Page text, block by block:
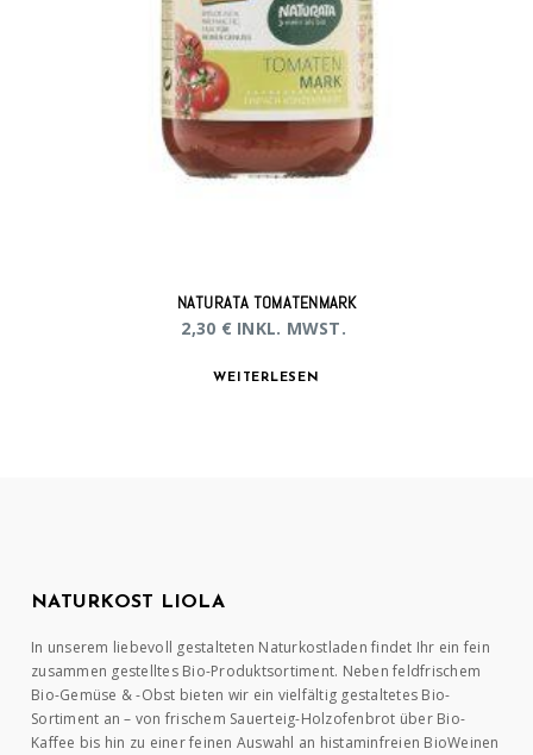
NATURATA TOMATENMARK
2,30 € INKL. MWST.
WEITERLESEN
NATURKOST LIOLA
In unserem liebevoll gestalteten Naturkostladen findet Ihr ein fein
zusammen gestelltes Bio-Produktsortiment. Neben feldfrischem
Bio-Gemüse & -Obst bieten wir ein vielfältig gestaltetes Bio-
Sortiment an – von frischem Sauerteig-Holzofenbrot über Bio-
Kaffee bis hin zu einer feinen Auswahl an histaminfreien BioWeinen